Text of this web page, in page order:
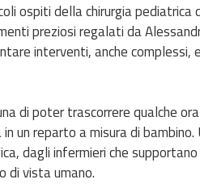
ospiti della chirurgia pediatrica
preziosi regalati da
interventi, anche complessi,
di poter trascorrere qualche
un reparto a misura di bambino.
dagli infermieri che supportano
di vista umano.